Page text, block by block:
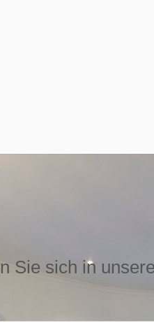
Sie sich in